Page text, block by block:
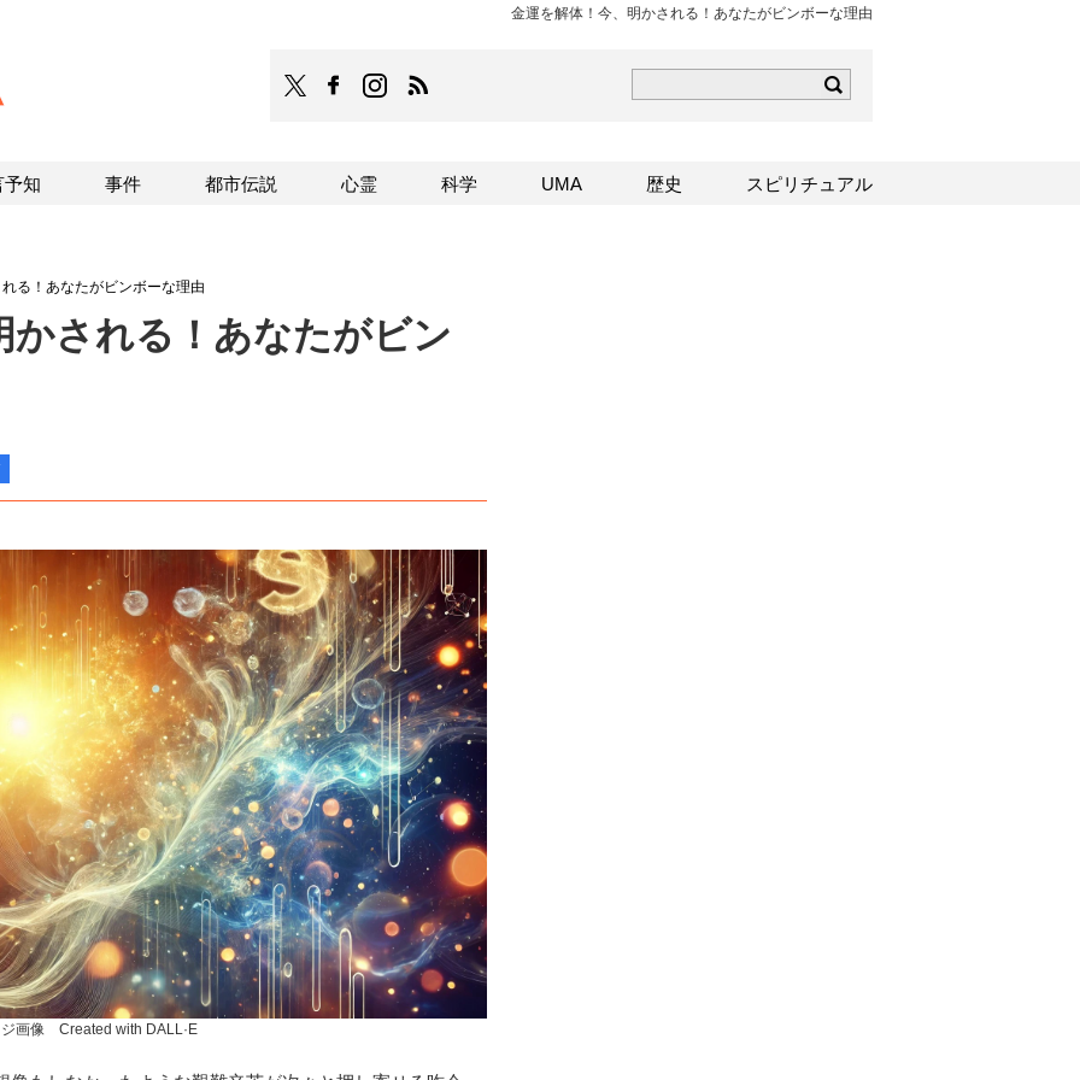
金運を解体！今、明かされる！あなたがビンボーな理由
TOCANAのFacebookはこちら
TOCANAのinstagramはこちら
る！あなたがビンボーな理由
かされる！あなたがビン
画像 Created with DALL·E
予知 事件 都市伝説 心霊 科学 UMA 歴史 スピリチュアル